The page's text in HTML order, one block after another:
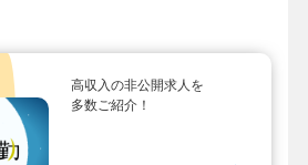
高収入の非公開求人を
多数ご紹介！